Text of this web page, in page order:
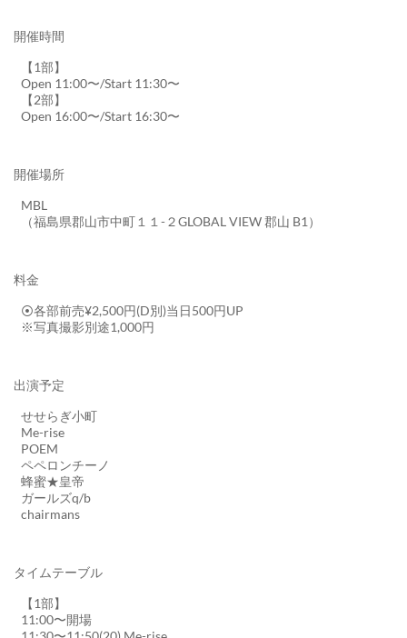
開催時間
【1部】
Open 11:00〜/Start 11:30〜
【2部】
Open 16:00〜/Start 16:30〜
開催場所
MBL
（福島県郡山市中町１１-２GLOBAL VIEW 郡山 B1）
料金
⦿各部前売¥2,500円(D別)当日500円UP
※写真撮影別途1,000円
出演予定
せせらぎ小町
Me-rise
POEM
ペペロンチーノ
蜂蜜★皇帝
ガールズq/b
chairmans
タイムテーブル
【1部】
11:00〜開場